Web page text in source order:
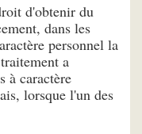
d'obtenir du
dans les
personnel la
a
à caractère
lorsque l'un des